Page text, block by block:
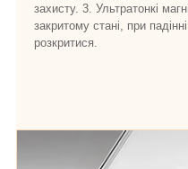
захисту. 3. Ультратонкі
закритому стані, при
розкритися.